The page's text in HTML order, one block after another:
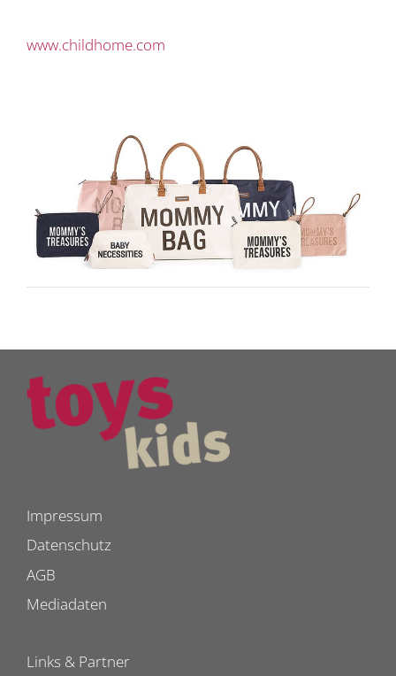
www.childhome.com
Impressum
Datenschutz
AGB
Mediadaten
Links & Partner